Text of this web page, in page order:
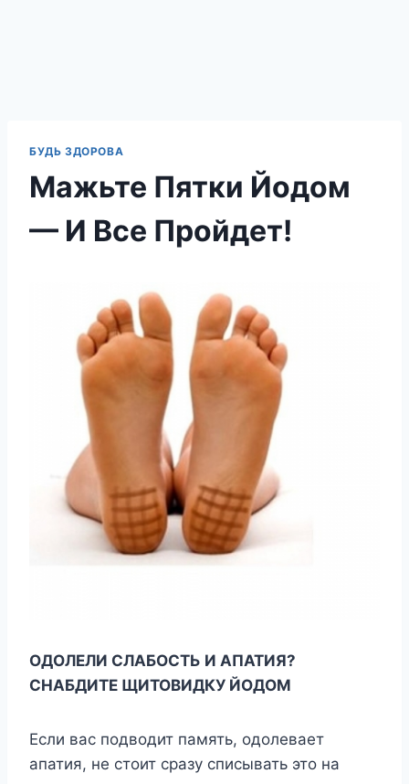
БУДЬ ЗДОРОВА
Мажьте Пятки Йодом
— И Все Пройдет!
ОДОЛЕЛИ СЛАБОСТЬ И АПАТИЯ?
СНАБДИТЕ ЩИТОВИДКУ ЙОДОМ
Если вас подводит память, одолевает
апатия, не стоит сразу списывать это на